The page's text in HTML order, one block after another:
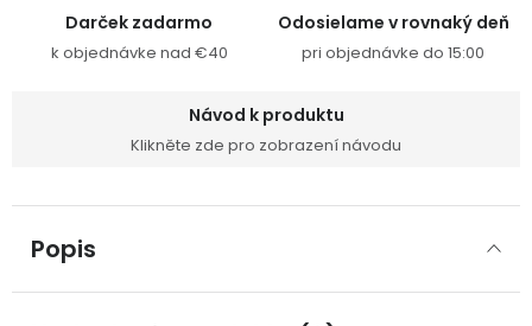
Darček zadarmo
k objednávke nad €40
Odosielame v rovnaký deň
pri objednávke do 15:00
Návod k produktu
Klikněte zde pro zobrazení návodu
Popis